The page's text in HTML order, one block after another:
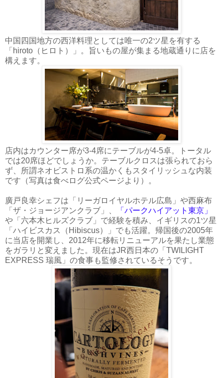
中国四国地方の西洋料理としては唯一の2ツ星を有する
「hiroto（ヒロト）」。旨いもの屋が集まる地蔵通りに店を
構えます。
店内はカウンター席が3-4席にテーブルが4-5卓。トータル
では20席ほどでしょうか。テーブルクロスは張られておら
ず、所謂ネオビストロ系の温かくもスタイリッシュな内装
です（写真は食べログ公式ページより）。
廣戸良幸シェフは「リーガロイヤルホテル広島」や西麻布
「ザ・ジョージアンクラブ」、
「パークハイアット東京」
や「六本木ヒルズクラブ」で経験を積み、イギリスの1ツ星
「ハイビスカス（Hibiscus）」でも活躍。帰国後の2005年
に当店を開業し、2012年に移転リニューアルを果たし業態
をガラリと変えました。現在はJR西日本の「TWILIGHT
EXPRESS 瑞風」の食事も監修されているそうです。